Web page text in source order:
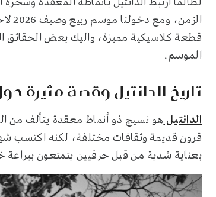
قطعة كلاسيكية مميزة، واليك بعض الحقائق
الموسم.
تاريخ الدانتيل وقصة مثيرة
الدانتيلهو نسيج ذو أنماط معقدة يتألف من
قرون قديمة وثقافات مختلفة، لكنه اكتسب
بعناية شدية من قبل حرفيين يتمتعون ببراعة